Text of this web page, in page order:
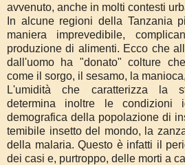
avvenuto, anche in molti contesti
In alcune regioni della Tanzania
maniera imprevedibile,
produzione di alimenti. Ecco che
dall'uomo ha "donato" colture
come il sorgo, il sesamo, la
L'umidità che caratterizza la
determina inoltre le condizioni
demografica della popolazione di
temibile insetto del mondo, la
della malaria. Questo è infatti il
dei casi e, purtroppo, delle morti a